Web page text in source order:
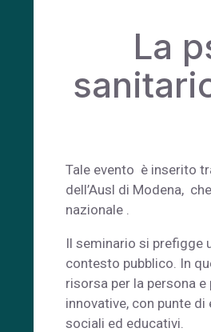
La
Tale evento è inserito
dell’Ausl di Modena,
nazionale .
Il seminario si prefigge
contesto pubblico. In
risorsa per la persona
innovative, con punte
sociali ed educativi.